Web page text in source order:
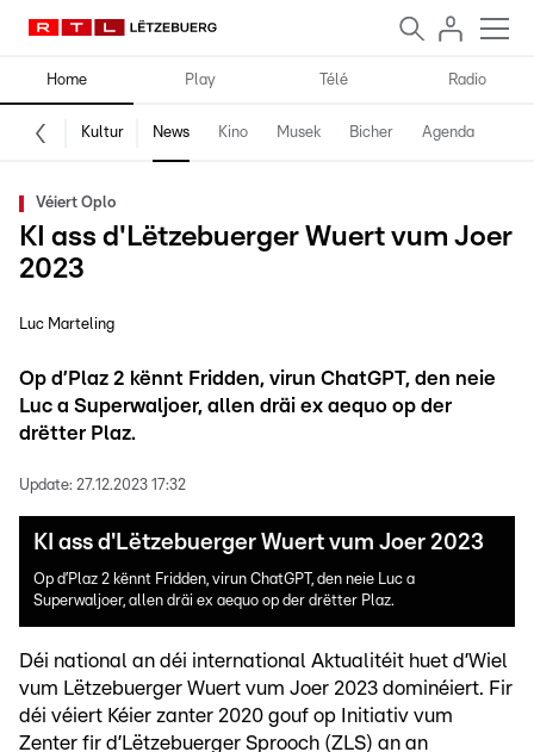
Home Play Télé Radio
Kultur News Kino Musek Bicher Agenda
Véiert Oplo
KI ass d'Lëtzebuerger Wuert vum Joer
2023
Luc Marteling
Op d’Plaz 2 kënnt Fridden, virun ChatGPT, den neie
Luc a Superwaljoer, allen dräi ex aequo op der
drëtter Plaz.
Update: 27.12.2023 17:32
KI ass d'Lëtzebuerger Wuert vum Joer 2023
Op d’Plaz 2 kënnt Fridden, virun ChatGPT, den neie Luc a
Superwaljoer, allen dräi ex aequo op der drëtter Plaz.
Déi national an déi international Aktualitéit huet d’Wiel
vum Lëtzebuerger Wuert vum Joer 2023 dominéiert. Fir
déi véiert Kéier zanter 2020 gouf op Initiativ vum
Zenter fir d’Lëtzebuerger Sprooch (ZLS) an an